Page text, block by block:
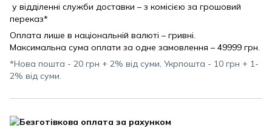
у відділенні служби доставки – з комісією за грошовий
переказ*
Оплата лише в національній валюті – гривні.
Максимальна сума оплати за одне замовлення – 49999 грн.
*Нова пошта - 20 грн + 2% від суми, Укрпошта - 10 грн + 1-
2% від суми.